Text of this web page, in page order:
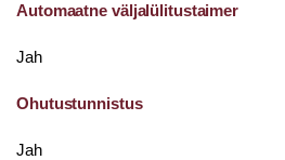
Automaatne väljalülitustaimer
Jah
Ohutustunnistus
Jah